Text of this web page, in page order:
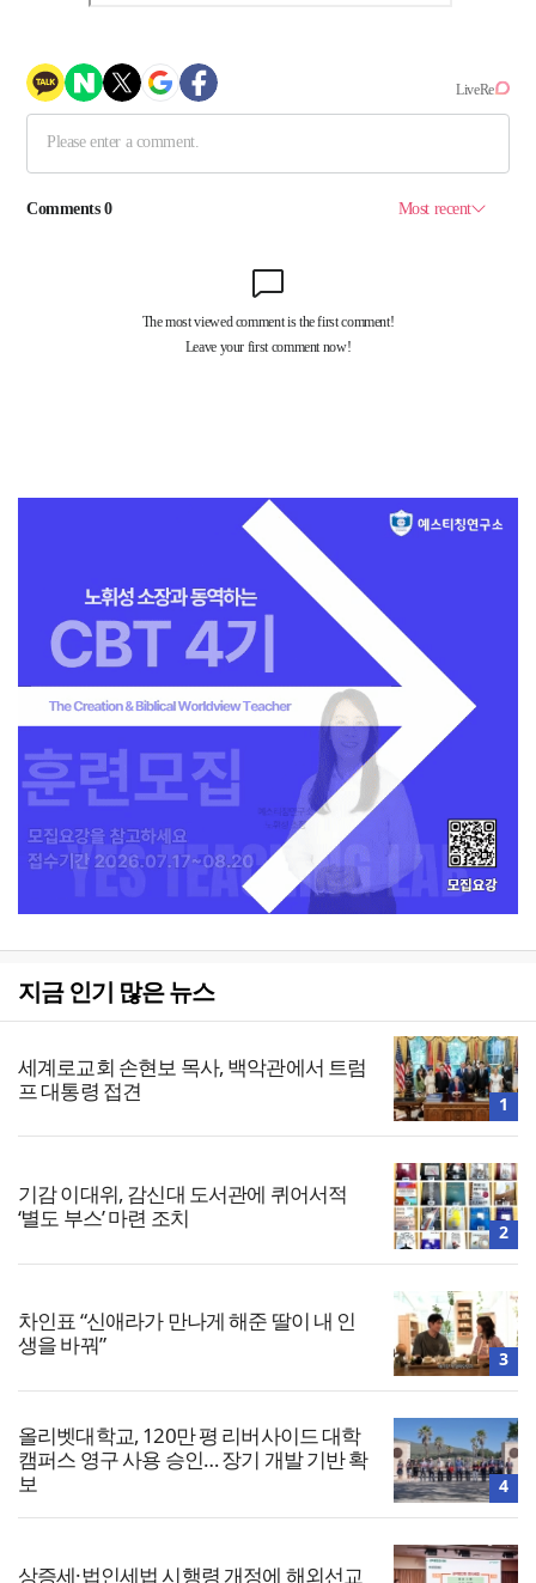
지금 인기 많은 뉴스
세계로교회 손현보 목사, 백악관에서 트럼
프 대통령 접견
1
기감 이대위, 감신대 도서관에 퀴어서적
‘별도 부스’ 마련 조치
2
차인표 “신애라가 만나게 해준 딸이 내 인
생을 바꿔”
3
올리벳대학교, 120만 평 리버사이드 대학
캠퍼스 영구 사용 승인… 장기 개발 기반 확
보
4
상증세·법인세법 시행령 개정에 해외선교